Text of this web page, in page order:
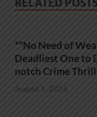
RELATED
*”No Need of
Deadliest One to
notch Crime
August 1, 2026